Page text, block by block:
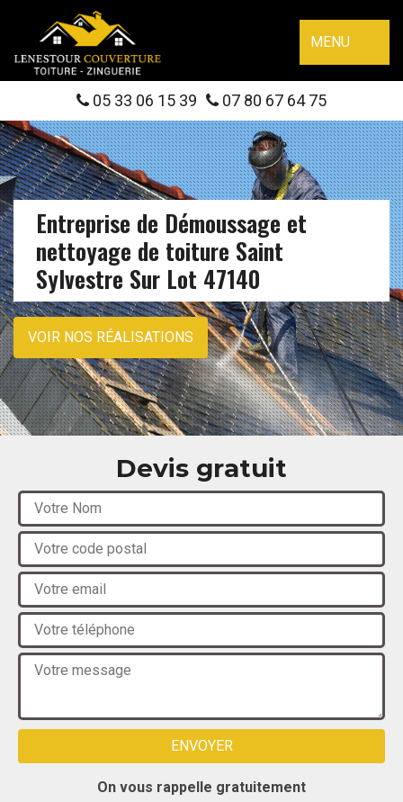
MENU
05 33 06 15 39 07 80 67 64 75
Entreprise de Démoussage et
nettoyage de toiture Saint
Sylvestre Sur Lot 47140
VOIR NOS RÉALISATIONS
Devis gratuit
On vous rappelle gratuitement